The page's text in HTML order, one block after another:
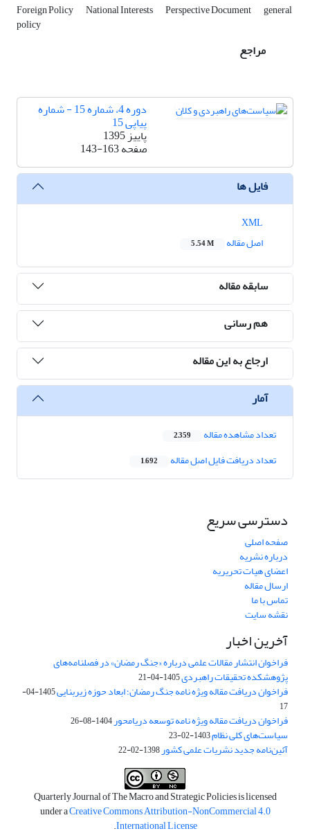
Foreign Policy National Interests Perspective Document general
policy
مراجع
دوره 4، شماره 15 - شماره
پیاپی 15
پاییز 1395
صفحه143-163
فایل ها
اصل مقاله
5.54 M
سابقه مقاله
هم رسانی
ارجاع به این مقاله
آمار
تعداد مشاهده مقاله 2,359
تعداد دریافت فایل اصل مقاله 1,692
دسترسی سریع
صفحه اصلی
درباره نشریه
اعضای هیات تحریریه
ارسال مقاله
تماس با ما
نقشه سایت
آخرین اخبار
فراخوان انتشار مقالات علمی درباره «جنگ رمضان» در فصلنامه‌های
پژوهشکده تحقیقات راهبردی1405-04-21
فراخوان دریافت مقاله ویژه نامه جنگ رمضان؛ ابعاد حوزه زیربنایی
1405-04-
17
فراخوان دریافت مقاله ویژه نامه توسعه دریامحور1404-08-26
سیاست‌های کلی نظام1403-02-23
آئین‌نامه جدید نشریات علمی کشور1398-02-22
Quarterly Journal of The Macro and Strategic Policies is licensed
under aCreative Commons Attribution-NonCommercial 4.0
International License
.